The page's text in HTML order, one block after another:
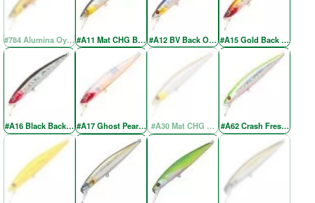
#784 Alumina Oyanirami#A11 Mat CHG BV Back OB#A12 BV Back OB RE#A15 Gold Back Red
#A16 Black Back Red Head#A17 Ghost Pearl Red Head#A30 Mat CHG Wakasaki RE#A62 Crash Fresh